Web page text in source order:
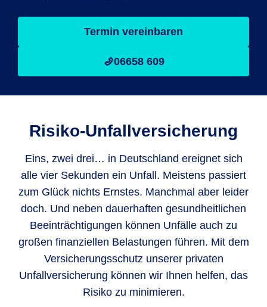
Termin vereinbaren
06658 609
Risiko-Unfallversicherung
Eins, zwei drei… in Deutschland ereignet sich
alle vier Sekunden ein Unfall. Meistens passiert
zum Glück nichts Ernstes. Manchmal aber leider
doch. Und neben dauerhaften gesundheitlichen
Beeinträchtigungen können Unfälle auch zu
großen finanziellen Belastungen führen. Mit dem
Versicherungsschutz unserer privaten
Unfallversicherung können wir Ihnen helfen, das
Risiko zu minimieren.